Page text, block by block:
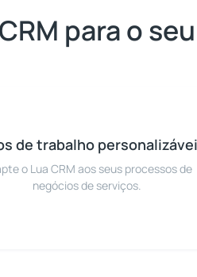
para o
de trabalho
o Lua CRM aos seus processos de
negócios de serviços.